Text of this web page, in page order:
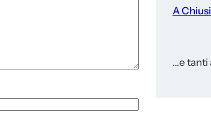
A Chiusi
…e tanti